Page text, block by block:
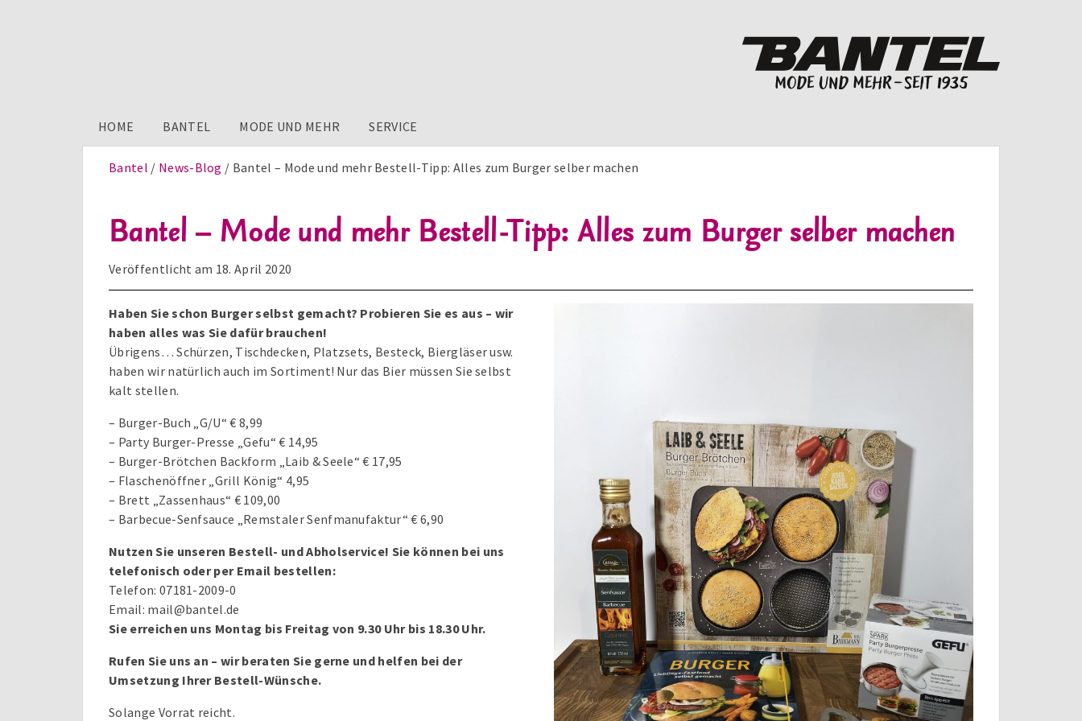
HOME BANTEL MODE UND MEHR SERVICE
Bantel News-Blog Bantel – Mode und mehr Bestell-Tipp: Alles zum Burger selber machen
Bantel – Mode und mehr Bestell-Tipp: Alles zum Burger selber machen
Veröffentlicht am 18. April 2020
Haben Sie schon Burger selbst gemacht? Probieren Sie es aus – wir
haben alles was Sie dafür brauchen!
Übrigens… Schürzen, Tischdecken, Platzsets, Besteck, Biergläser usw.
haben wir natürlich auch im Sortiment! Nur das Bier müssen Sie selbst
kalt stellen.
– Burger-Buch „G/U“ € 8,99
– Party Burger-Presse „Gefu“ € 14,95
– Burger-Brötchen Backform „Laib & Seele“ € 17,95
– Flaschenöffner „Grill König“ 4,95
– Brett „Zassenhaus“ € 109,00
– Barbecue-Senfsauce „Remstaler Senfmanufaktur“ € 6,90
Nutzen Sie unseren Bestell- und Abholservice! Sie können bei uns
telefonisch oder per Email bestellen:
Telefon: 07181-2009-0
Email: mail@bantel.de
Sie erreichen uns Montag bis Freitag von 9.30 Uhr bis 18.30 Uhr.
Rufen Sie uns an – wir beraten Sie gerne und helfen bei der
Umsetzung Ihrer Bestell-Wünsche.
Solange Vorrat reicht.